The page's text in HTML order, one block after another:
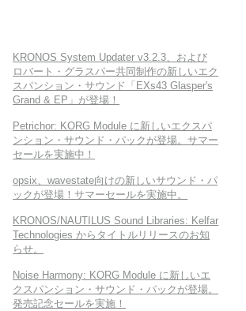
KRONOS System Updater v3.2.3、および
ロバート・グラスパー共同制作の新しいエク
スパンション・サウンド「EXs43 Glasper's
Grand & EP」が登場！
Petrichor: KORG Module に新しいエクスパ
ンション・サウンド・パックが登場。サマー
セールを実施中！
opsix、wavestate向けの新しいサウンド・パ
ックが登場！サマーセールを実施中。
KRONOS/NAUTILUS Sound Libraries: Kelfar
Technologies からタイトルリリースのお知
らせ。
Noise Harmony: KORG Module に新しいエ
クスパンション・サウンド・パックが登場。
発売記念セールを実施！